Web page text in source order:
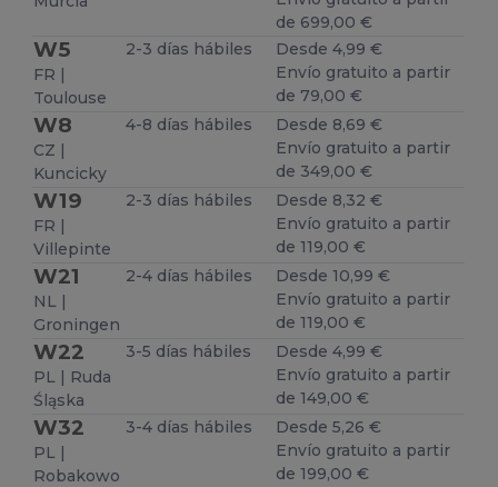
de 699,00 €
W5
FR |
Toulouse
2-3 días hábiles
Desde 4,99 €
Envío gratuito a partir
de 79,00 €
W8
CZ |
Kuncicky
4-8 días hábiles
Desde 8,69 €
Envío gratuito a partir
de 349,00 €
W19
FR |
Villepinte
2-3 días hábiles
Desde 8,32 €
Envío gratuito a partir
de 119,00 €
W21
NL |
Groningen
2-4 días hábiles
Desde 10,99 €
Envío gratuito a partir
de 119,00 €
W22
PL | Ruda
Śląska
3-5 días hábiles
Desde 4,99 €
Envío gratuito a partir
de 149,00 €
W32
PL |
Robakowo
3-4 días hábiles
Desde 5,26 €
Envío gratuito a partir
de 199,00 €